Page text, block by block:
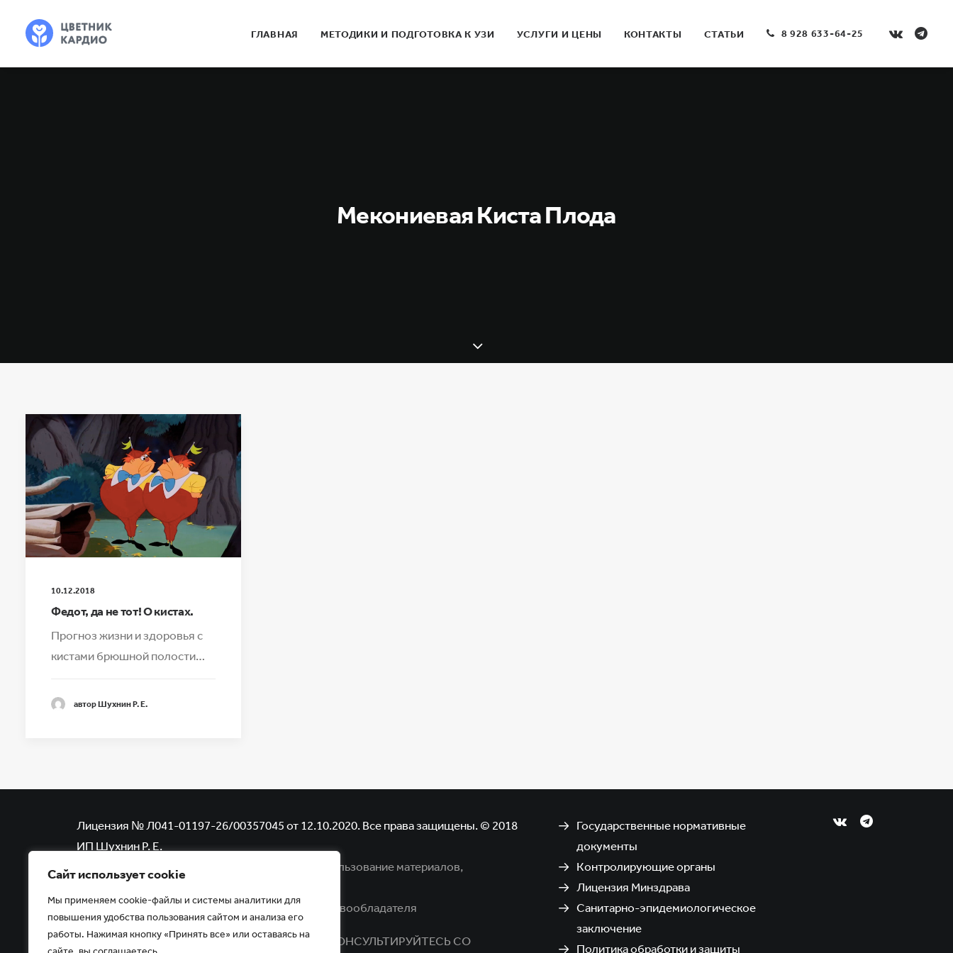
Сайт использует cookie
Мы применяем cookie-файлы и системы аналитики для
повышения удобства пользования сайтом и анализа его
работы. Нажимая кнопку «Принять все» или оставаясь на
ГЛАВНАЯ МЕТОДИКИ И ПОДГОТОВКА К УЗИ УСЛУГИ И ЦЕНЫ КОНТАКТЫ СТАТЬИ 8 928 633-64-25
Мекониевая Киста Плода
10.12.2018
Федот, да не тот! О кистах.
Прогноз жизни и здоровья с
кистами брюшной полости…
автор Шухнин Р. Е.
Лицензия № Л041-01197-26/00357045 от 12.10.2020. Все права защищены. © 2018
ИП Шухнин Р. Е.
Копирование, тиражирование, а равно иное использование материалов,
возможно только с письменного разрешения правообладателя
О ВОЗМОЖНЫХ ПРОТИВОПОКАЗАНИЯХ ПРОКОНСУЛЬТИРУЙТЕСЬ СО
Государственные нормативные
документы
Контролирующие органы
Лицензия Минздрава
Санитарно-эпидемиологическое
заключение
Политика обработки и защиты